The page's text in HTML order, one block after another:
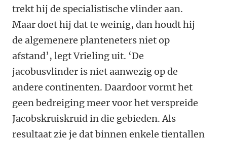
trekt hij de specialistische vlinder aan.
Maar doet hij dat te weinig, dan houdt hij
de algemenere planteneters niet op
afstand’, legt Vrieling uit. ‘De
jacobusvlinder is niet aanwezig op de
andere continenten. Daardoor vormt het
geen bedreiging meer voor het verspreide
Jacobskruiskruid in die gebieden. Als
resultaat zie je dat binnen enkele tientallen